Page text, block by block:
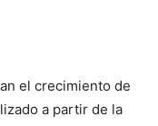
el crecimiento de
a partir de la